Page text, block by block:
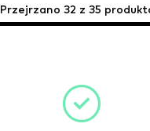
Przejrzano 32 z 35